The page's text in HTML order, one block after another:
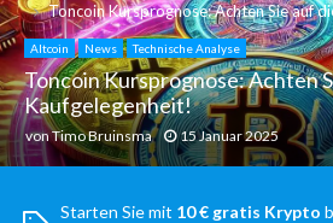
Toncoin Kursprognose: Achten Sie auf
Altcoin News Technische Analyse
Toncoin Kursprognose: Achten
Kaufgelegenheit!
vonTimo Bruinsma 15 Januar 2025
Starten Sie mit 10 € gratis Krypto